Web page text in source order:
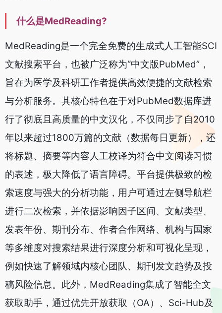
什么是MedReading?
MedReading是一个完全免费的生成式人工智能SCI
文献搜索平台，也被广泛称为“中文版PubMed”，
旨在为医学及科研工作者提供高效便捷的文献检索
与分析服务。其核心特色在于对PubMed数据库进
行了彻底且高质量的中文汉化，不仅同步了自2010
年以来超过1800万篇的文献（数据每日更新），还
将标题、摘要等内容人工校译为符合中文阅读习惯
的表述，极大降低了语言障碍。平台提供极致的检
索速度与强大的分析功能，用户可通过左侧导航栏
进行二次检索，并依据影响因子区间、文献类型、
发表年份、期刊分布、作者合作网络、机构与国家
等多维度对搜索结果进行深度分析和可视化呈现，
例如快速了解领域内核心团队、期刊发文趋势及投
稿风险信息。此外，MedReading集成了智能全文
获取助手，通过优先开放获取（OA）、Sci-Hub及